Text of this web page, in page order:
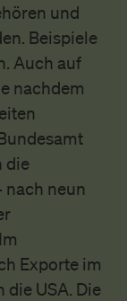
und
Beispiele
Auch auf
nachdem
die
neun
Exporte im
USA. Die